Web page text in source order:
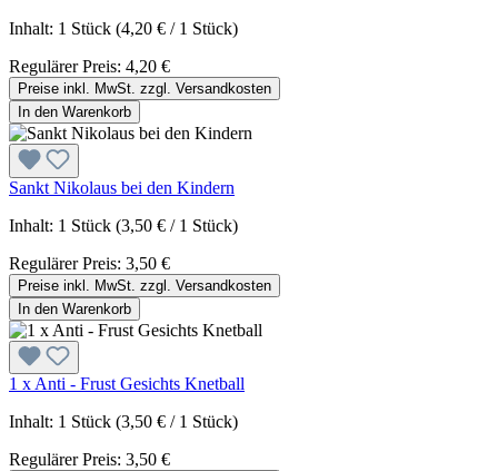
Inhalt: 1 Stück (4,20 € / 1 Stück)
Regulärer Preis: 4,20 €
Preise inkl. MwSt. zzgl. Versandkosten
In den Warenkorb
Sankt Nikolaus bei den Kindern
Inhalt: 1 Stück (3,50 € / 1 Stück)
Regulärer Preis: 3,50 €
Preise inkl. MwSt. zzgl. Versandkosten
In den Warenkorb
1 x Anti - Frust Gesichts Knetball
Inhalt: 1 Stück (3,50 € / 1 Stück)
Regulärer Preis: 3,50 €